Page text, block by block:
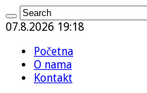
07.8.2026 19:18
Početna
O nama
Kontakt